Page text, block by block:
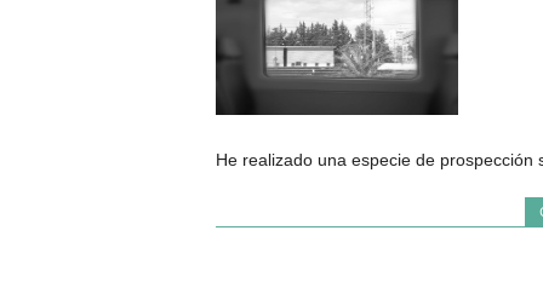
He realizado una especie de